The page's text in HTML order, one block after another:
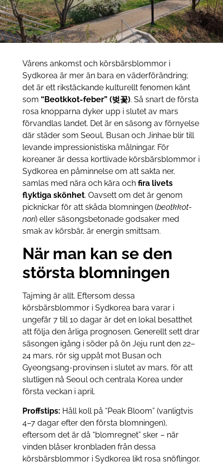
Vårens ankomst och körsbärsblommor i
Sydkorea är mer än bara en väderförändring;
det är ett rikstäckande kulturellt fenomen känt
som “Beotkkot-feber” (벚꽃). Så snart de första
rosa knopparna dyker upp i slutet av mars
förvandlas landet. Det är en säsong av förnyelse
där städer som Seoul, Busan och Jinhae blir till
levande impressionistiska målningar. För
koreaner är dessa kortlivade körsbärsblommor i
Sydkorea en påminnelse om att sakta ner,
samlas med nära och kära och fira livets
flyktiga skönhet. Oavsett om det är genom
picknickar för att skåda blomningen (beotkkot-
nori) eller säsongsbetonade godsaker med
smak av körsbär, är energin smittsam.
När man kan se den
största blomningen
Tajming är allt. Eftersom dessa
körsbärsblommor i Sydkorea bara varar i
ungefär 7 till 10 dagar är det en lokal besatthet
att följa den årliga prognosen. Generellt sett drar
säsongen igång i söder på ön Jeju runt den 22–
24 mars, rör sig uppåt mot Busan och
Gyeongsang-provinsen i slutet av mars, för att
slutligen nå Seoul och centrala Korea under
första veckan i april.
Proffstips: Håll koll på “Peak Bloom” (vanligtvis
4–7 dagar efter den första blomningen),
eftersom det är då “blomregnet” sker – när
vinden blåser kronbladen från dessa
körsbärsblommor i Sydkorea likt rosa snöflingor.